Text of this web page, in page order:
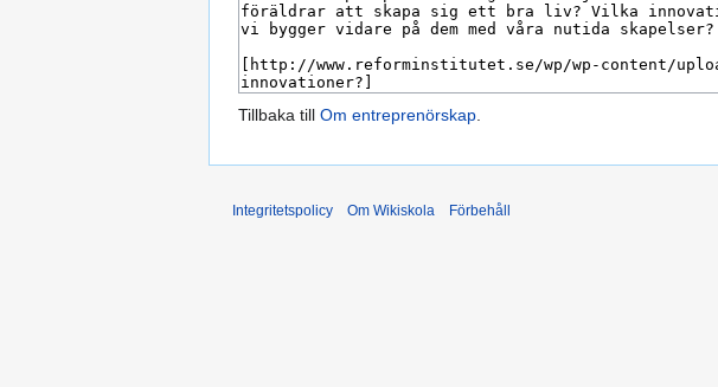
Tillbaka till Om entreprenörskap
Integritetspolicy Om Wikiskola Förbehåll